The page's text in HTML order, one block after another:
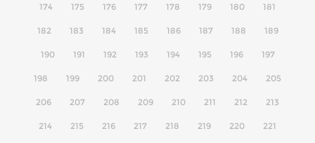
174 175 176 177 178 179 180 181
182 183 184 185 186 187 188 189
190 191 192 193 194 195 196 197
198 199 200 201 202 203 204 205
206 207 208 209 210 211 212 213
214 215 216 217 218 219 220 221